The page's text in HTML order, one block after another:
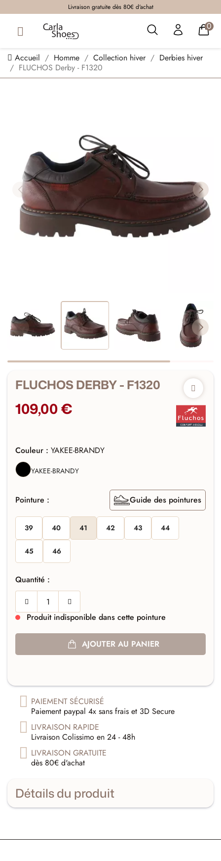
Livraison gratuite dès 80€ d'achat
0
Accueil Homme Collection hiver
Derbies hiver
FLUCHOS Derby - F1320
FLUCHOS DERBY - F1320
109,00 €
Couleur : YAKEE-BRANDY
NEGRO
YAKEE-BRANDY
Pointure : Guide des pointures
39 40 41 42 43 44
45 46
Quantité :
Produit indisponible dans cette pointure
AJOUTER AU PANIER
PAIEMENT SÉCURISÉ
Paiement paypal 4x sans frais et 3D Secure
LIVRAISON RAPIDE
Livraison Colissimo en 24 - 48h
LIVRAISON GRATUITE
dès 80€ d'achat
Détails du produit